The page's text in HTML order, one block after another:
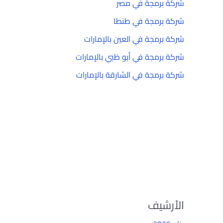
شركة برمجة في مصر
شركة برمجة في طنطا
شركة برمجة في العين بالإمارات
شركة برمجة في أبو ظبي بالإمارات
شركة برمجة في الشارقة بالإمارات
الأرشيف